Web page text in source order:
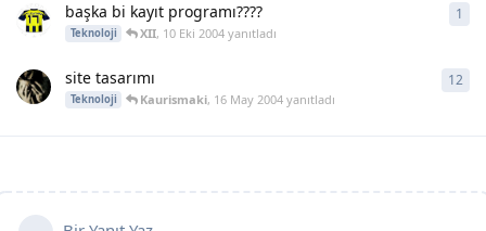
başka bi kayıt programı????
Teknoloji XII, 10 Eki 2004 yanıtladı
1
site tasarımı
Teknoloji Kaurismaki, 16 May 2004 yanıtladı
12